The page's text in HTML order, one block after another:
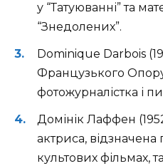
у “Татуюванні” та
“Знедолених”.
Dominique Darbois
Французького
фотожурналістка і
Домінік Лаффен
актриса,
культових фільмах,